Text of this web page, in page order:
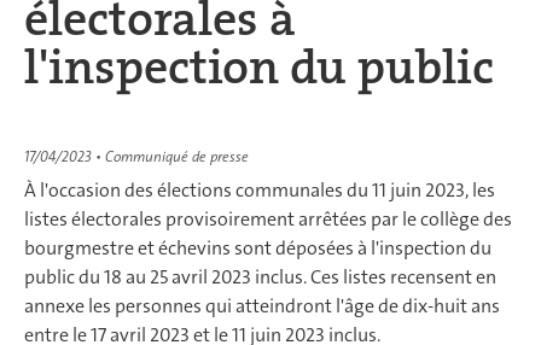
électorales à
l'inspection du public
17/04/2023 • Communiqué de presse
À l'occasion des élections communales du 11 juin 2023, les
listes électorales provisoirement arrêtées par le collège des
bourgmestre et échevins sont déposées à l'inspection du
public du 18 au 25 avril 2023 inclus. Ces listes recensent en
annexe les personnes qui atteindront l'âge de dix-huit ans
entre le 17 avril 2023 et le 11 juin 2023 inclus.